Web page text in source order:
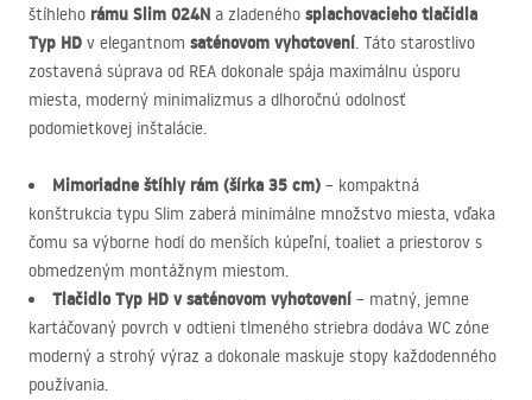
štíhleho rámu Slim 024N a zladeného splachovacieho tlačidla
Typ HD v elegantnom saténovom vyhotovení. Táto starostlivo
zostavená súprava od REA dokonale spája maximálnu úsporu
miesta, moderný minimalizmus a dlhoročnú odolnosť
podomietkovej inštalácie.
Mimoriadne štíhly rám (šírka 35 cm) – kompaktná
konštrukcia typu Slim zaberá minimálne množstvo miesta, vďaka
čomu sa výborne hodí do menších kúpeľní, toaliet a priestorov s
obmedzeným montážnym miestom.
Tlačidlo Typ HD v saténovom vyhotovení – matný, jemne
kartáčovaný povrch v odtieni tlmeného striebra dodáva WC zóne
moderný a strohý výraz a dokonale maskuje stopy každodenného
používania.